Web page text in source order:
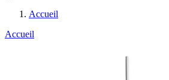
Accueil
Accueil